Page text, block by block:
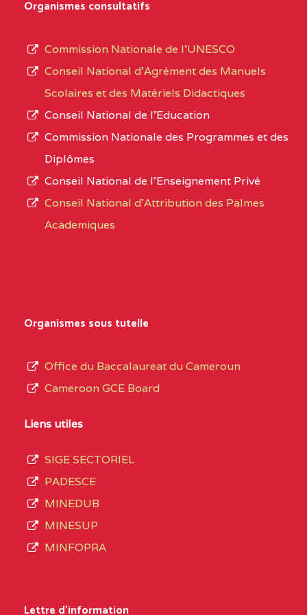
PROFESSIONNEL
(CEGEP) STE FOI BP
:4740 YAOUNDE
CENTRE
COLLEGE PANAFRICAIN
DE L'EXCELLENCE BP
CENTRE
COLLEGE PRIVE
CENTRE
COLLEGE PRIVE LAIC
SAINT MICHEL
CENTRE
CENTRE
type
L’offre
d’éducation
de
du
de
septembre
2020
compte
3408
Organismes consultatifs
Commission Nationale de l’UNESCO
Conseil National d’Agrément des Manuels
Scolaires et des Matériels Didactiques
Conseil National de l’Education
Commission Nationale des Programmes et des
Diplômes
Conseil National de l’Enseignement Privé
Conseil National d'Attribution des Palmes
Academiques
Organismes sous tutelle
Office du Baccalaureat du Cameroun
Cameroon GCE Board
Liens utiles
SIGE SECTORIEL
PADESCE
MINEDUB
MINESUP
MINFOPRA
Lettre d'information